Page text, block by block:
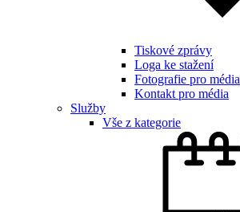
Tiskové zprávy
Loga ke stažení
Fotografie pro média
Kontakt pro média
Služby
Vše z kategorie